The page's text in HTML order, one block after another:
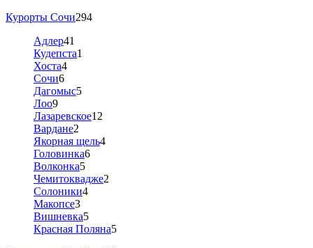
Курорты Сочи294
Адлер41
Кудепста1
Хоста4
Сочи6
Дагомыс5
Лоо9
Лазаревское12
Вардане2
Якорная щель4
Головинка6
Волконка5
Чемитоквадже2
Солоники4
Макопсе3
Вишневка5
Красная Поляна5